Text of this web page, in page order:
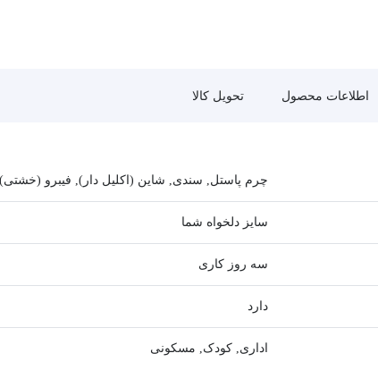
اطلاعات محصول تحویل کالا
چرم پاستل, سندی, شاین (اکلیل دار), فیبرو (خشتی)
سایز دلخواه شما
سه روز کاری
دارد
اداری, کودک, مسکونی